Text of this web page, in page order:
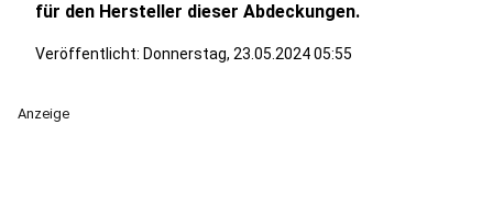
für den Hersteller dieser Abdeckungen.
Veröffentlicht: Donnerstag, 23.05.2024 05:55
Anzeige